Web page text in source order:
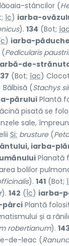
stâncilor (
îc) iarba-
). 134 (Bot;
) iarba-
Pedicularis
de-
(Bot; îac)
Bălbisă (Stachys
părului Plantă
pisată se
sale,
Si: brusture(
iarba-
Planată
bolilor
). 141 (Bot;
). 142 (Îc) iarba-
pârci Plantă
și a
robertianum).
de-leac (